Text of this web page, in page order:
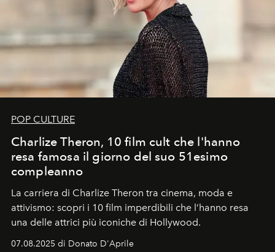
POP CULTURE
Charlize Theron, 10 film cult che l'hanno
resa famosa il giorno del suo 51esimo
compleanno
La carriera di Charlize Theron tra cinema, moda e
attivismo: scopri i 10 film imperdibili che l’hanno resa
una delle attrici più iconiche di Hollywood.
07.08.2025 di Donato D'Aprile